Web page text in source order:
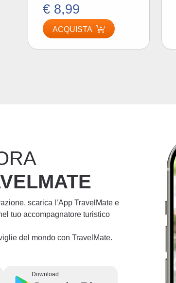
€ 8,99
ACQUISTA
scarica l’App TravelMate e
tuo accompagnatore turistico
del mondo con TravelMate.
Download